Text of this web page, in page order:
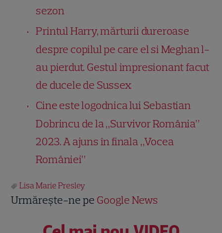
sezon
Printul Harry, mărturii dureroase
despre copilul pe care el si Meghan l-
au pierdut. Gestul impresionant facut
de ducele de Sussex
Cine este logodnica lui Sebastian
Dobrincu de la „Survivor România”
2023. A ajuns în finala „Vocea
României”
Lisa Marie Presley
Urmărește-ne pe Google News